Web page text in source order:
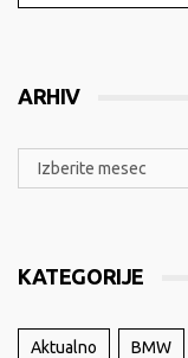
ARHIV
KATEGORIJE
Aktualno BMW